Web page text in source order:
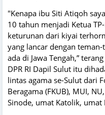
"Kenapa ibu Siti Atiqoh
10 tahun menjadi Ketua
keturunan dari kiyai
yang lancar dengan
ada di Jawa Tengah,”
DPR RI Dapil Sulut itu
lintas agama se-Sulut dari
Beragama (FKUB), MUI,
Sinode, umat Katolik,